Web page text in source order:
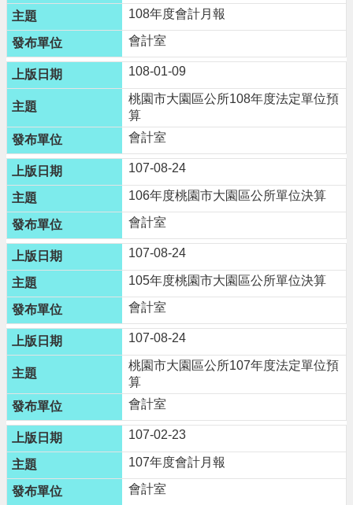
紹
訊
息
公
告
生
活
便
民
資
訊
機
關
通
訊
錄
相
資
料
回
首
頁
108年度會計月報
會計室
108-01-09
桃園市大園區公所108年度法定單位預
算
會計室
107-08-24
106年度桃園市大園區公所單位決算
會計室
107-08-24
105年度桃園市大園區公所單位決算
會計室
107-08-24
桃園市大園區公所107年度法定單位預
算
會計室
107-02-23
107年度會計月報
會計室